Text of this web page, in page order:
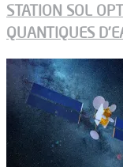
STATION SOL
QUANTIQUES